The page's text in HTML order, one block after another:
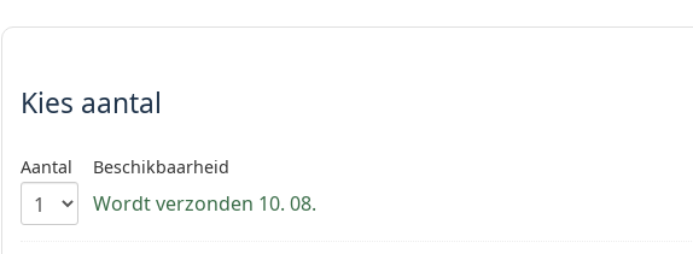
Kies parameters:
Kies aantal
Aantal Beschikbaarheid
Wordt verzonden 10. 08.